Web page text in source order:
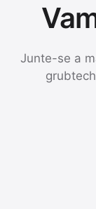
Junte-se a